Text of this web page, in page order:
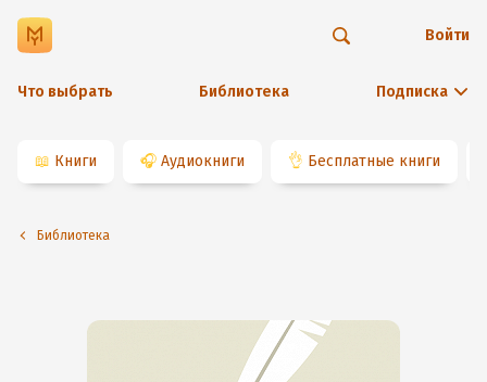
Что выбрать Библиотека Подписка
Войти
📖 Книги 🎧 Аудиокниги 👌 Бесплатные книги
Библиотека